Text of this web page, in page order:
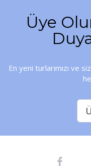
Üye
En yeni turlarımızı ve